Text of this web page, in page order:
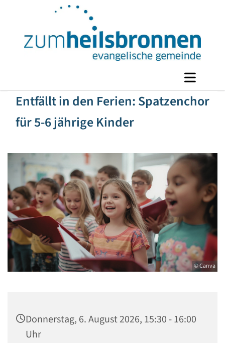
Entfällt in den Ferien: Spatzenchor
für 5-6 jährige Kinder
© Canva
Donnerstag, 6. August 2026, 15:30 - 16:00
Uhr